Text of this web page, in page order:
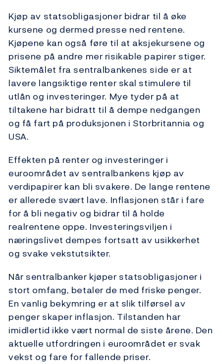
Kjøp av statsobligasjoner bidrar til å øke
kursene og dermed presse ned rentene.
Kjøpene kan også føre til at aksjekursene og
prisene på andre mer risikable papirer stiger.
Siktemålet fra sentralbankenes side er at
lavere langsiktige renter skal stimulere til
utlån og investeringer. Mye tyder på at
tiltakene har bidratt til å dempe nedgangen
og få fart på produksjonen i Storbritannia og
USA.
Effekten på renter og investeringer i
euroområdet av sentralbankens kjøp av
verdipapirer kan bli svakere. De lange rentene
er allerede svært lave. Inflasjonen står i fare
for å bli negativ og bidrar til å holde
realrentene oppe. Investeringsviljen i
næringslivet dempes fortsatt av usikkerhet
og svake vekstutsikter.
Når sentralbanker kjøper statsobligasjoner i
stort omfang, betaler de med friske penger.
En vanlig bekymring er at slik tilførsel av
penger skaper inflasjon. Tilstanden har
imidlertid ikke vært normal de siste årene. Den
aktuelle utfordringen i euroområdet er svak
vekst og fare for fallende priser.